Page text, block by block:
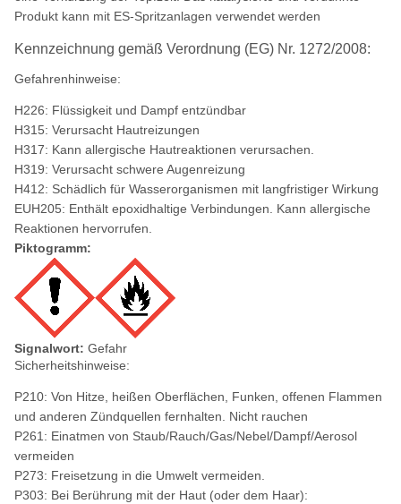
Produkt kann mit ES-Spritzanlagen verwendet werden
Kennzeichnung gemäß Verordnung (EG) Nr. 1272/2008:
Gefahrenhinweise:
H226: Flüssigkeit und Dampf entzündbar
H315: Verursacht Hautreizungen
H317: Kann allergische Hautreaktionen verursachen.
H319: Verursacht schwere Augenreizung
H412: Schädlich für Wasserorganismen mit langfristiger Wirkung
EUH205: Enthält epoxidhaltige Verbindungen. Kann allergische
Reaktionen hervorrufen.
Piktogramm:
Signalwort: Gefahr
Sicherheitshinweise:
P210: Von Hitze, heißen Oberflächen, Funken, offenen Flammen
und anderen Zündquellen fernhalten. Nicht rauchen
P261: Einatmen von Staub/Rauch/Gas/Nebel/Dampf/Aerosol
vermeiden
P273: Freisetzung in die Umwelt vermeiden.
P303: Bei Berührung mit der Haut (oder dem Haar):